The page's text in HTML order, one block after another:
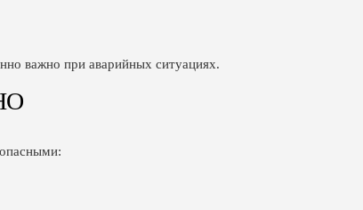
важно при аварийных ситуациях.